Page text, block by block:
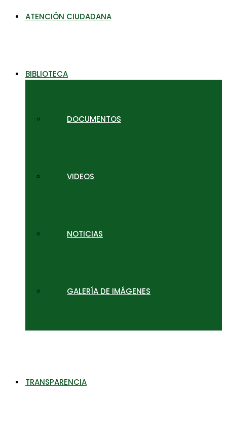
ATENCIÓN CIUDADANA
BIBLIOTECA
DOCUMENTOS
VIDEOS
NOTICIAS
GALERÍA DE IMÁGENES
TRANSPARENCIA